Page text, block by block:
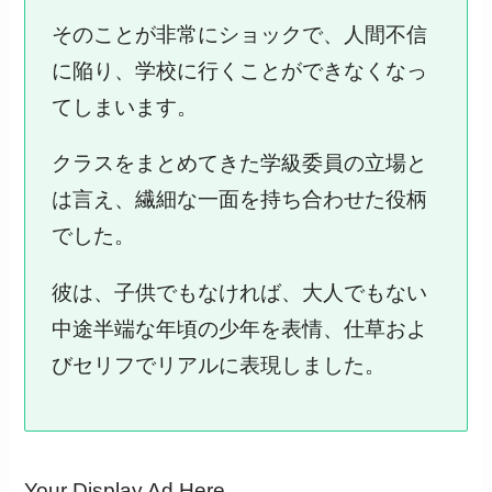
そのことが非常にショックで、人間不信
に陥り、学校に行くことができなくなっ
てしまいます。
クラスをまとめてきた学級委員の立場と
は言え、繊細な一面を持ち合わせた役柄
でした。
彼は、子供でもなければ、大人でもない
中途半端な年頃の少年を表情、仕草およ
びセリフでリアルに表現しました。